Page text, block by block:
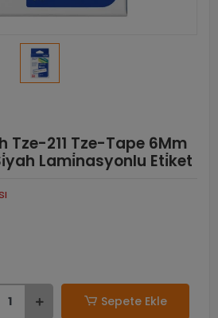
Tze-211 Tze-Tape 6Mm
Lami̇nasyonlu Eti̇ket
Sepete Ekle